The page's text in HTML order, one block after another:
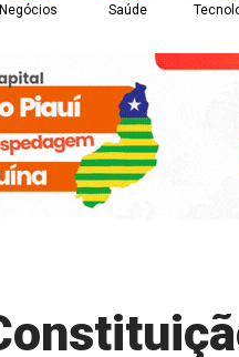
Negócios Saúde